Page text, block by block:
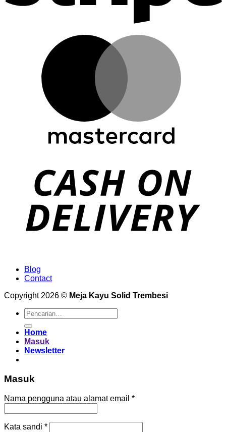
Blog
Contact
Copyright 2026 © Meja Kayu Solid Trembesi
Pencarian
untuk:
Home
Masuk
Newsletter
Masuk
Nama pengguna atau alamat email *Wajib
Kata sandi *Wajib